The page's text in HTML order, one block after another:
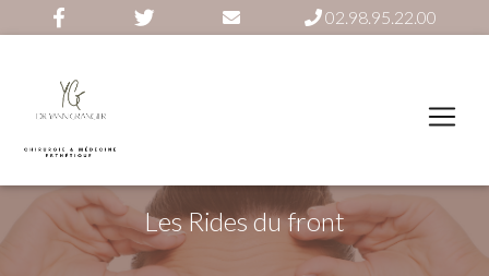
02.98.95.22.00
Les Rides du front